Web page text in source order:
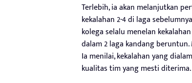
Terlebih, ia akan melanjutkan
kekalahan 2-4 di laga
kolega selalu menelan kekalahan
dalam 2 laga kandang
Ia menilai, kekalahan yang
kualitas tim yang mesti diterima.